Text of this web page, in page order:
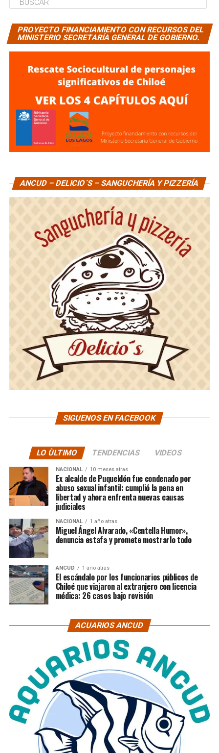
PROYECTO FINANCIAMIENTO CON RECURSOS DEL
MINISTERIO SECRETARÍA GENERAL DE GOBIERNO.
ANCUD – DELICIO´S – SANGUCHERÍA Y PIZZERÍA
SIGUENOS EN FACEBOOK
LO ÙLTIMO TENDENCIAS VIDEOS
NACIONAL 10 meses atras
Ex alcalde de Puqueldón fue condenado por
abuso sexual infantil: cumplió la pena en
libertad y ahora enfrenta nuevas causas
judiciales
NACIONAL 1 año atras
Miguel Ángel Alvarado, «Centella Humor»,
denuncia estafa y promete mostrarlo todo
ANCUD 1 año atras
El escándalo por los funcionarios públicos de
Chiloé que viajaron al extranjero con licencia
médica: 26 casos bajo revisión
ACUARIOS ANCUD